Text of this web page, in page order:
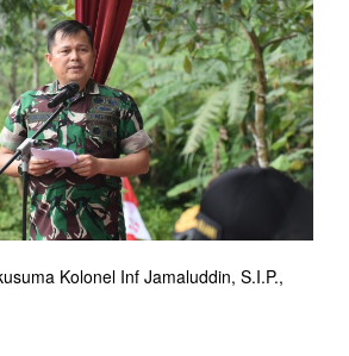
Kolonel Inf Jamaluddin, S.I.P.,